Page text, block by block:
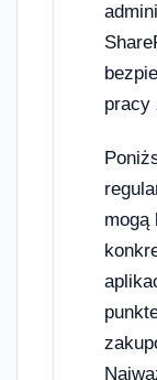
pracy
mogą